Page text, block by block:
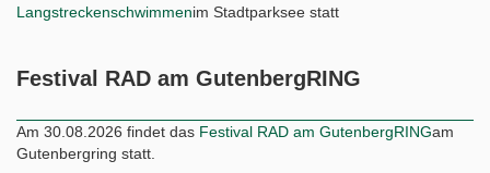
Langstreckenschwimmenim Stadtparksee statt
Festival RAD am GutenbergRING
Am 30.08.2026 findet das Festival RAD am GutenbergRINGam
Gutenbergring statt.